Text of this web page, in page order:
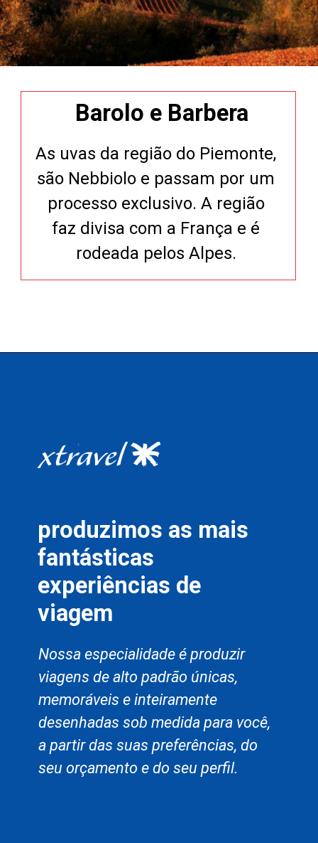
As uvas da região do Piemonte,
são Nebbiolo e passam por um
processo exclusivo. A região
faz divisa com a França e é
rodeada pelos Alpes.
Barolo e Barbera
Nossa especialidade é produzir
viagens de alto padrão únicas,
memoráveis e inteiramente
desenhadas sob medida para você,
a partir das suas preferências, do
seu orçamento e do seu perfil.
produzimos as mais
fantásticas
experiências de
viagem